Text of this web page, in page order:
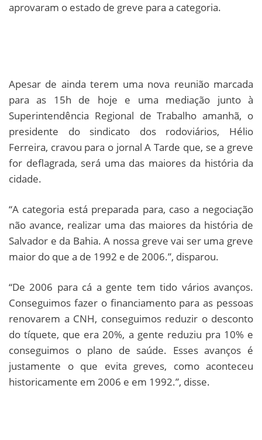
aprovaram o estado de greve para a categoria.
Apesar de ainda terem uma nova reunião marcada
para as 15h de hoje e uma mediação junto à
Superintendência Regional de Trabalho amanhã, o
presidente do sindicato dos rodoviários, Hélio
Ferreira, cravou para o jornal A Tarde que, se a greve
for deflagrada, será uma das maiores da história da
cidade.
“A categoria está preparada para, caso a negociação
não avance, realizar uma das maiores da história de
Salvador e da Bahia. A nossa greve vai ser uma greve
maior do que a de 1992 e de 2006.”, disparou.
“De 2006 para cá a gente tem tido vários avanços.
Conseguimos fazer o financiamento para as pessoas
renovarem a CNH, conseguimos reduzir o desconto
do tíquete, que era 20%, a gente reduziu pra 10% e
conseguimos o plano de saúde. Esses avanços é
justamente o que evita greves, como aconteceu
historicamente em 2006 e em 1992.”, disse.